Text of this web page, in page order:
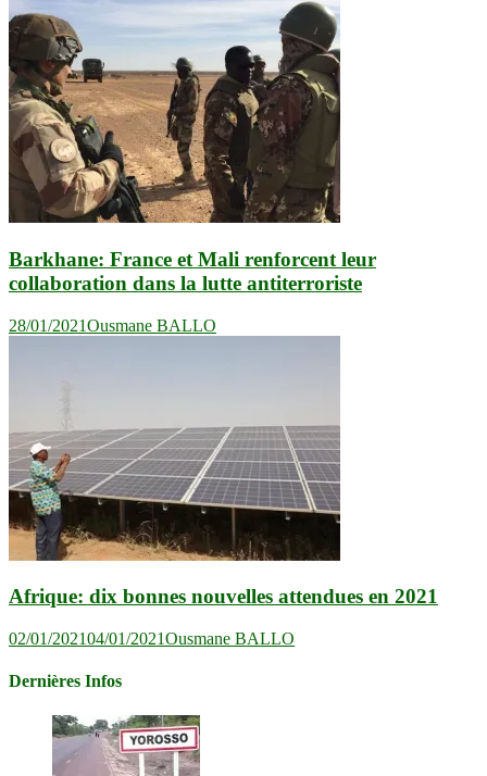
Barkhane: France et Mali renforcent leur
collaboration dans la lutte antiterroriste
28/01/2021Ousmane BALLO
Afrique: dix bonnes nouvelles attendues en 2021
02/01/202104/01/2021Ousmane BALLO
Dernières Infos